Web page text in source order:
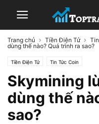
Trang chủ Tiền Điện Tử
dùng thế nào? Quá trình ra sao?
Tiền Điện Tử Tin Tức Coin
Skymining
dùng thế
sao?